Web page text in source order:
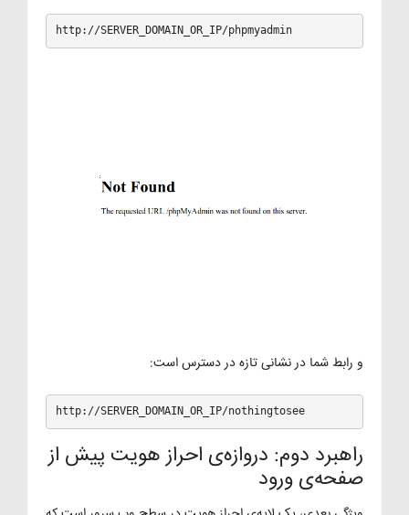
http://SERVER_DOMAIN_OR_IP/phpmyadmin
و رابط شما در نشانی تازه در دسترس است:
http://SERVER_DOMAIN_OR_IP/nothingtosee
راهبرد دوم: دروازه‌ی احراز هویت پیش از
صفحه‌ی ورود